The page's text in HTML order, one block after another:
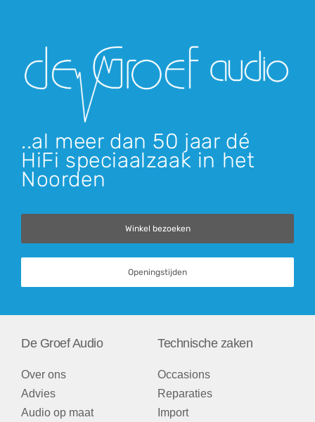
..al meer dan 50 jaar dé
HiFi speciaalzaak in het
Noorden
Winkel bezoeken
Openingstijden
De Groef Audio
Over ons
Advies
Audio op maat
Technische zaken
Occasions
Reparaties
Import